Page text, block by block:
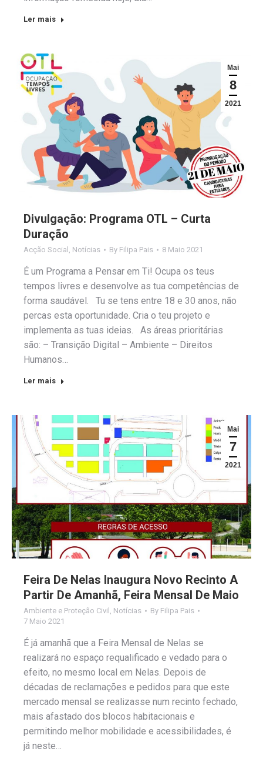
Ler mais
Mai
8
2021
Divulgação: Programa OTL – Curta
Duração
Acção Social Notícias By Filipa Pais 8 Maio 2021
É um Programa a Pensar em Ti! Ocupa os teus
tempos livres e desenvolve as tua competências de
forma saudável. Tu se tens entre 18 e 30 anos, não
percas esta oportunidade. Cria o teu projeto e
implementa as tuas ideias. As áreas prioritárias
são: – Transição Digital – Ambiente – Direitos
Humanos…
Ler mais
Mai
7
2021
Feira De Nelas Inaugura Novo Recinto A
Partir De Amanhã, Feira Mensal De Maio
Ambiente e Proteção Civil , Notícias By Filipa Pais
7 Maio 2021
É já amanhã que a Feira Mensal de Nelas se
realizará no espaço requalificado e vedado para o
efeito, no mesmo local em Nelas. Depois de
décadas de reclamações e pedidos para que este
mercado mensal se realizasse num recinto fechado,
mais afastado dos blocos habitacionais e
permitindo melhor mobilidade e acessibilidades, é
já neste…